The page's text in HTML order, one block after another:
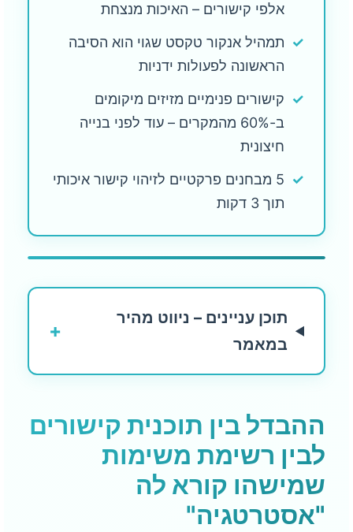
אלפי קישורים – האיכות מנצחת
✓ תמהיל אנקור טקסט שגוי הוא הסיבה
הראשונה לפעולות ידניות
✓ קישורים פנימיים מזיזים מיקומים
ב-60% מהמקרים – עוד לפני בנייה
חיצונית
✓
5 מבחנים פרקטיים לזיהוי קישור איכותי
תוך 3 דקות
תוכן עניינים – ניווט מהיר
במאמר
+
ההבדל בין תוכנית קישורים
לבין רשימת משימות
שמישהו קורא לה
"אסטרטגיה"